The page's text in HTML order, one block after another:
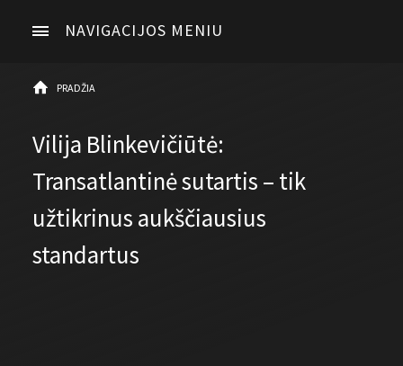
NAVIGACIJOS MENIU
PRADŽIA
Vilija Blinkevičiūtė:
Transatlantinė sutartis – tik
užtikrinus aukščiausius
standartus